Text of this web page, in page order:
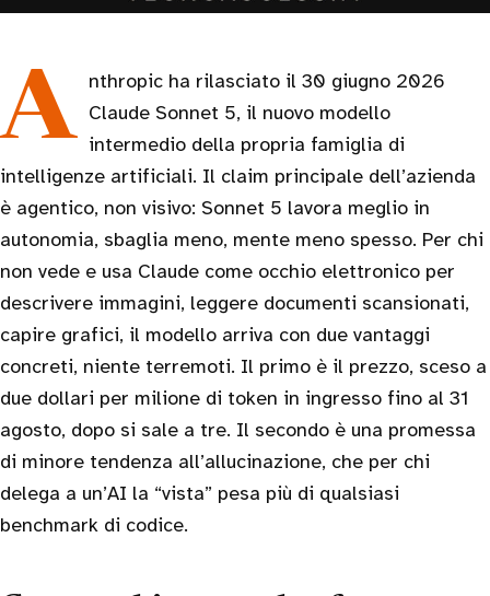
Anthropic ha rilasciato il 30 giugno 2026 Claude Sonnet 5, il nuovo modello
intermedio della propria famiglia di
intelligenze artificiali. Il claim principale dell’azienda
è agentico, non visivo: Sonnet 5 lavora meglio in
autonomia, sbaglia meno, mente meno spesso. Per chi
non vede e usa Claude come occhio elettronico per
descrivere immagini, leggere documenti scansionati,
capire grafici, il modello arriva con due vantaggi
concreti, niente terremoti. Il primo è il prezzo, sceso a
due dollari per milione di token in ingresso fino al 31
agosto, dopo si sale a tre. Il secondo è una promessa
di minore tendenza all’allucinazione, che per chi
delega a un’AI la “vista” pesa più di qualsiasi
benchmark di codice.